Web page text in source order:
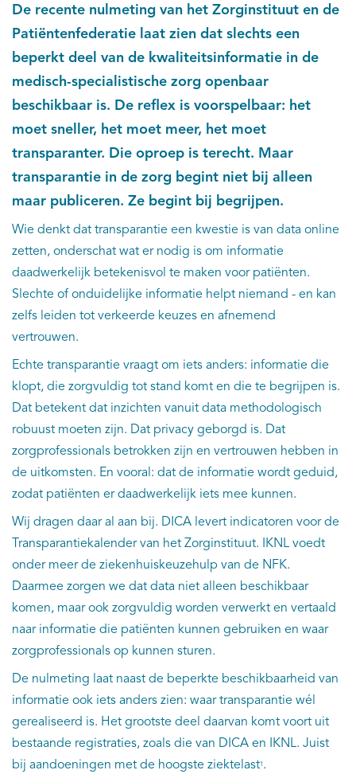
De recente nulmeting van het Zorginstituut en de
Patiëntenfederatie laat zien dat slechts een
beperkt deel van de kwaliteitsinformatie in de
medisch-specialistische zorg openbaar
beschikbaar is. De reflex is voorspelbaar: het
moet sneller, het moet meer, het moet
transparanter. Die oproep is terecht. Maar
transparantie in de zorg begint niet bij alleen
maar publiceren. Ze begint bij begrijpen.
Wie denkt dat transparantie een kwestie is van data online
zetten, onderschat wat er nodig is om informatie
daadwerkelijk betekenisvol te maken voor patiënten.
Slechte of onduidelijke informatie helpt niemand - en kan
zelfs leiden tot verkeerde keuzes en afnemend
vertrouwen.
Echte transparantie vraagt om iets anders: informatie die
klopt, die zorgvuldig tot stand komt en die te begrijpen is.
Dat betekent dat inzichten vanuit data methodologisch
robuust moeten zijn. Dat privacy geborgd is. Dat
zorgprofessionals betrokken zijn en vertrouwen hebben in
de uitkomsten. En vooral: dat de informatie wordt geduid,
zodat patiënten er daadwerkelijk iets mee kunnen.
Wij dragen daar al aan bij. DICA levert indicatoren voor de
Transparantiekalender van het Zorginstituut. IKNL voedt
onder meer de ziekenhuiskeuzehulp van de NFK.
Daarmee zorgen we dat data niet alleen beschikbaar
komen, maar ook zorgvuldig worden verwerkt en vertaald
naar informatie die patiënten kunnen gebruiken en waar
zorgprofessionals op kunnen sturen.
De nulmeting laat naast de beperkte beschikbaarheid van
informatie ook iets anders zien: waar transparantie wél
gerealiseerd is. Het grootste deel daarvan komt voort uit
bestaande registraties, zoals die van DICA en IKNL. Juist
bij aandoeningen met de hoogste ziektelast1 .